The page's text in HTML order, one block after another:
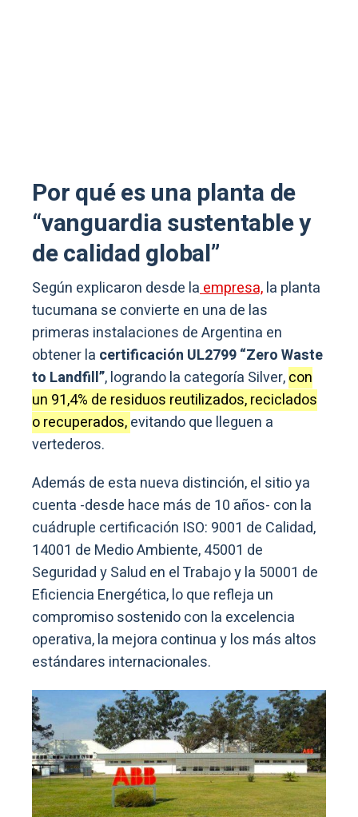
Por qué es una planta de
“vanguardia sustentable y
de calidad global”
Según explicaron desde laempresa,la planta
tucumana se convierte en una de las
primeras instalaciones de Argentina en
obtener la certificación UL2799 “Zero Waste
to Landfill”, logrando la categoría Silver,con
un 91,4% de residuos reutilizados, reciclados
o recuperados,evitando que lleguen a
vertederos.
Además de esta nueva distinción, el sitio ya
cuenta -desde hace más de 10 años- con la
cuádruple certificación ISO: 9001 de Calidad,
14001 de Medio Ambiente, 45001 de
Seguridad y Salud en el Trabajo y la 50001 de
Eficiencia Energética, lo que refleja un
compromiso sostenido con la excelencia
operativa, la mejora continua y los más altos
estándares internacionales.